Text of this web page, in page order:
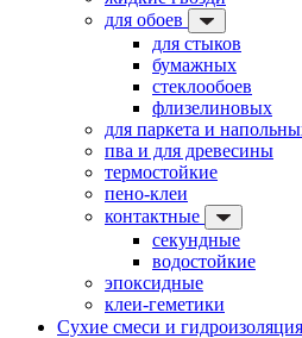
для обоев
для стыков
бумажных
стеклообоев
флизелиновых
для паркета и
пва и для древесины
термостойкие
пено-клеи
контактные
секундные
водостойкие
эпоксидные
клеи-геметики
Сухие смеси и гидроизоляция